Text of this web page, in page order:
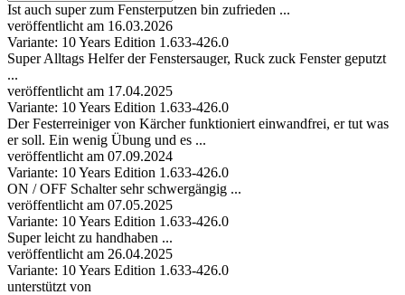
Ist auch super zum Fensterputzen bin zufrieden ...
veröffentlicht am 16.03.2026
Variante: 10 Years Edition 1.633-426.0
Super Alltags Helfer der Fenstersauger, Ruck zuck Fenster geputzt
...
veröffentlicht am 17.04.2025
Variante: 10 Years Edition 1.633-426.0
Der Festerreiniger von Kärcher funktioniert einwandfrei, er tut was
er soll. Ein wenig Übung und es ...
veröffentlicht am 07.09.2024
Variante: 10 Years Edition 1.633-426.0
ON / OFF Schalter sehr schwergängig ...
veröffentlicht am 07.05.2025
Variante: 10 Years Edition 1.633-426.0
Super leicht zu handhaben ...
veröffentlicht am 26.04.2025
Variante: 10 Years Edition 1.633-426.0
unterstützt von